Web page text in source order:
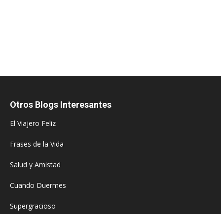
Otros Blogs Interesantes
El Viajero Feliz
Frases de la Vida
Salud y Amistad
Cuando Duermes
Supergracioso